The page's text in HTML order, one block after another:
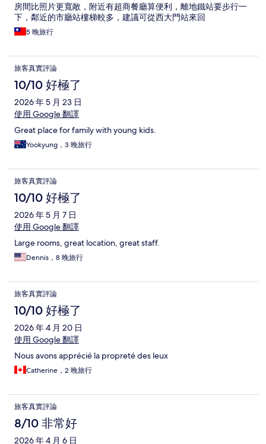
房間比照片更寬敞，附近有超商餐廳算便利，離地鐵站要步行一
下，鄰近的市廳站樓梯較多，建議可從西大門站來回
5 晚旅行
旅客真實評論
10/10 好極了
2026 年 5 月 23 日
使用 Google 翻譯
Great place for family with young kids.
Yookyung，3 晚旅行
旅客真實評論
10/10 好極了
2026 年 5 月 7 日
使用 Google 翻譯
Large rooms, great location, great staff.
Dennis，8 晚旅行
旅客真實評論
10/10 好極了
2026 年 4 月 20 日
使用 Google 翻譯
Nous avons apprécié la propreté des leux
Catherine，2 晚旅行
旅客真實評論
8/10 非常好
2026 年 4 月 6 日